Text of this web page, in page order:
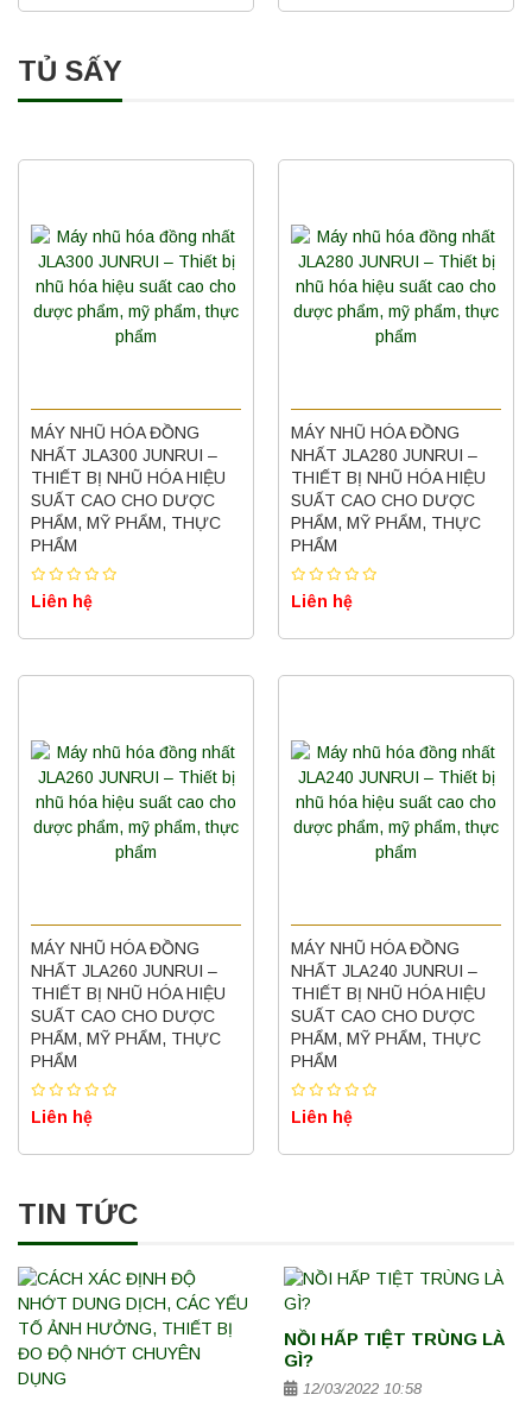
TỦ SẤY
MÁY NHŨ HÓA ĐỒNG
NHẤT JLA300 JUNRUI –
THIẾT BỊ NHŨ HÓA HIỆU
SUẤT CAO CHO DƯỢC
PHẨM, MỸ PHẨM, THỰC
PHẨM
Liên hệ
MÁY NHŨ HÓA ĐỒNG
NHẤT JLA280 JUNRUI –
THIẾT BỊ NHŨ HÓA HIỆU
SUẤT CAO CHO DƯỢC
PHẨM, MỸ PHẨM, THỰC
PHẨM
Liên hệ
MÁY NHŨ HÓA ĐỒNG
NHẤT JLA260 JUNRUI –
THIẾT BỊ NHŨ HÓA HIỆU
SUẤT CAO CHO DƯỢC
PHẨM, MỸ PHẨM, THỰC
PHẨM
Liên hệ
MÁY NHŨ HÓA ĐỒNG
NHẤT JLA240 JUNRUI –
THIẾT BỊ NHŨ HÓA HIỆU
SUẤT CAO CHO DƯỢC
PHẨM, MỸ PHẨM, THỰC
PHẨM
Liên hệ
TIN TỨC
NỒI HẤP TIỆT TRÙNG LÀ
GÌ?
12/03/2022 10:58